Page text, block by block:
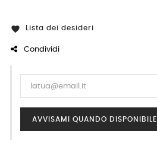
 Lista dei desideri
Condividi
AVVISAMI QUANDO DISPONIBILE